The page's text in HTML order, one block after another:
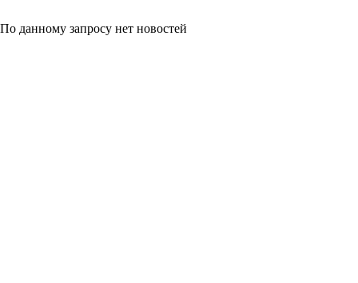
По данному запросу нет новостей